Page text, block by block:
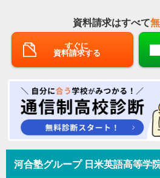
資料請求はすべて
すぐに
資料請求する
河合塾グループ 日米英語高等学